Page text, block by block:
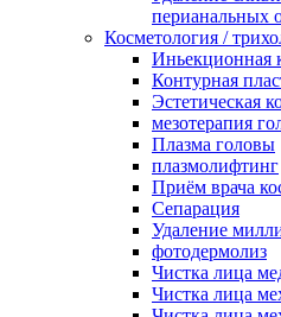
перианальных
Косметология /
Иньекционная
Контурная
Эстетическая
мезотерапия
Плазма головы
плазмолифтинг
Приём врача
Сепарация
Удаление
фотодермолиз
Чистка лица
Чистка лица